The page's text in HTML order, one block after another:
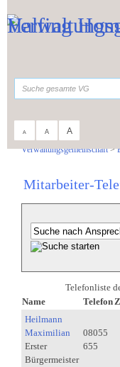
A A A
Verwaltungsgemeinschaft>
Mitarbeiter-
Telefonliste
Name
Telefon
Heilmann
Maximilian
Erster
Bürgermeister
08055
655